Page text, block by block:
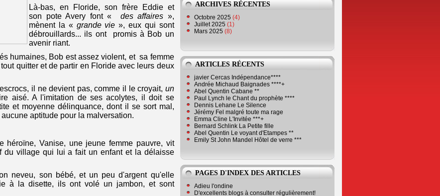
Là-bas, en Floride, son frère Eddie et
son pote Avery font « des affaires »,
mènent la « grande vie », eux qui sont
débrouillards... ils ont promis à Bob un
avenir riant.
humaines, Bob est assez violent, et sa femme
quitter et de partir en Floride avec leurs deux
il ne devient pas, comme il le croyait, un
aisé. A l'imitation de ses acolytes, il doit se
et moyenne délinquance, dont il se sort mal,
aptitude pour la malversation.
héroïne, Vanise, une jeune femme pauvre, vit
du village qui lui a fait un enfant et la délaisse
neveu, son bébé, et un peu d'argent qu'elle
à la disette, ils ont volé un jambon, et sont
ARCHIVES RÉCENTES
Octobre 2025 (4)
Juillet 2025 (1)
Mars 2025 (8)
ARTICLES RÉCENTS
javier Cercas Indépendance****
Andrée Michaud Baignades ****+
Abel Quentin Cabane **
Paul Lynch le Chant du prophète ****
Dennis Lehane Le Silence
Jérémy Fel malgré toute ma rage
Emma Cline L'Invitée ***+
Bernard Schlink La Petite fille
Abel Quentin Le voyant d'Etampes **
Emily St John Mandel Hôtel de verre ***
PAGES D'INDEX DES ARTICLES
Adieu l'ondine
D'excellents blogs à consulter régulièrement!